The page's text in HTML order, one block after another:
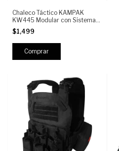
Chaleco Táctico KAMPAK
KW445 Modular con Sistema
MOLLE, Portacargadores AR y
Pistola, Mochila Desmontable -
Tactical Vest Plate Carrier
$1,499